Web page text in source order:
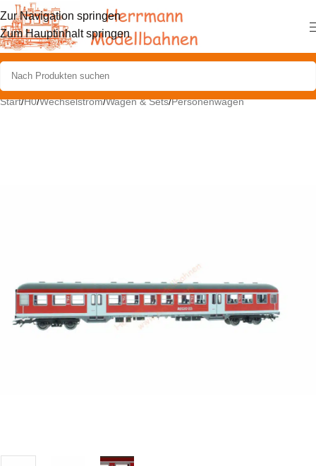
Zur Navigation springen
Zum Hauptinhalt springen
Start/H0/Wechselstrom/Wagen & Sets/Personenwagen